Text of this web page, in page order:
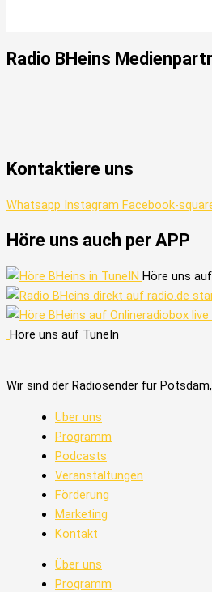
Radio BHeins
Kontaktiere uns
Whatsapp Instagram Facebook-
Höre uns auch per APP
Höre uns
Höre uns auf TuneIn
Wir sind der Radiosender für
Über uns
Programm
Podcasts
Veranstaltungen
Förderung
Marketing
Kontakt
Über uns
Programm